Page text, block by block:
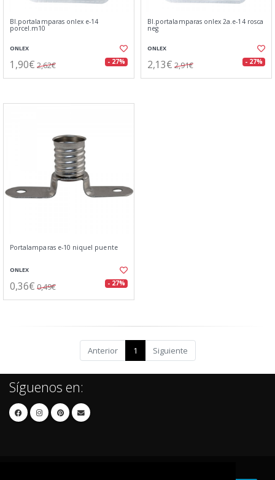
Bl.portalamparas onlex e-14
porcel.m10
ONLEX
1,90€ 2,62€ - 27%
Bl.portalamparas onlex 2a.e-14 rosca
neg
ONLEX
2,13€ 2,91€ - 27%
Portalamparas e-10 niquel puente
ONLEX
0,36€ 0,49€ - 27%
Anterior 1 Siguiente
Síguenos en: